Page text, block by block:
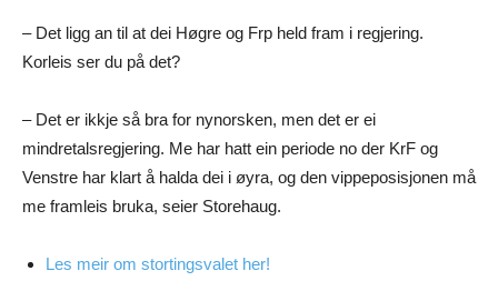
– Det ligg an til at dei Høgre og Frp held fram i regjering.
Korleis ser du på det?
– Det er ikkje så bra for nynorsken, men det er ei
mindretalsregjering. Me har hatt ein periode no der KrF og
Venstre har klart å halda dei i øyra, og den vippeposisjonen må
me framleis bruka, seier Storehaug.
Les meir om stortingsvalet her!